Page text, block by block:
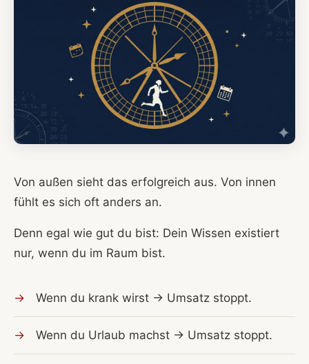
Von außen sieht das erfolgreich aus. Von innen
fühlt es sich oft anders an.
Denn egal wie gut du bist: Dein Wissen existiert
nur, wenn du im Raum bist.
Wenn du krank wirst → Umsatz stoppt.
Wenn du Urlaub machst → Umsatz stoppt.